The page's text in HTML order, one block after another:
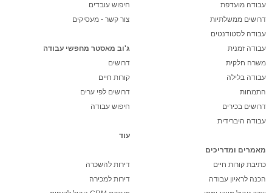
עבודה מועדפת
דרושים ממשלתיות
עבודה לסטודנטים
עבודה זמנית
משרה חלקית
עבודה בלילה
התמחות
דרושים בכירים
עבודה היברידית
מאמרים ומדריכים
כתיבת קורות חיים
הכנה לראיון עבודה
חיפוש עובדים
צור קשר - מעסיקים
ג'וב מאסטר מחפשי עבודה
דרושים
קורות חיים
דרושים לפי ערים
חיפוש עבודה
עוד
דירות להשכרה
דירות למכירה